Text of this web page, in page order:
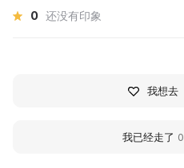
0 还没有印象
我想去
我已经走了 0